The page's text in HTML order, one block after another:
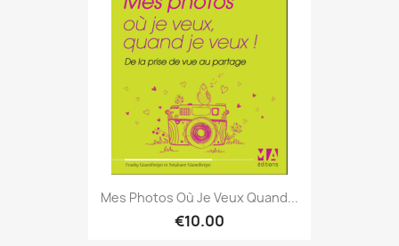
Mes Photos Où Je Veux Quand...
€10.00